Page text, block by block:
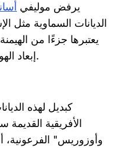
- يرفض موليفي
الديانات السماوية مثل
يعتبرها جزءًا من
إبعاد الهوية الأفريقية عن جذورها الأصلية.
الأفريقية
وأوزوريس" الفرعونية،